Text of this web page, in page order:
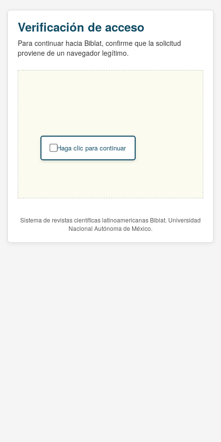
Verificación de acceso
Para continuar hacia Biblat, confirme que la solicitud
proviene de un navegador legítimo.
Haga clic para continuar
Sistema de revistas científicas latinoamericanas Biblat. Universidad
Nacional Autónoma de México.